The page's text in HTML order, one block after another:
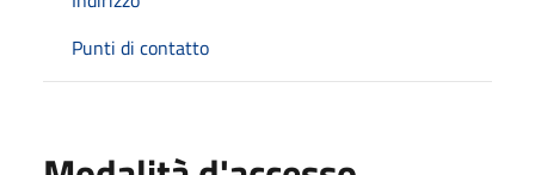
Punti di contatto